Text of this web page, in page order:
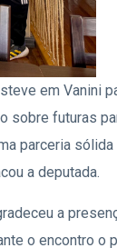
em Vanini
sobre futuras
parceria
a deputada.
a
o encontro